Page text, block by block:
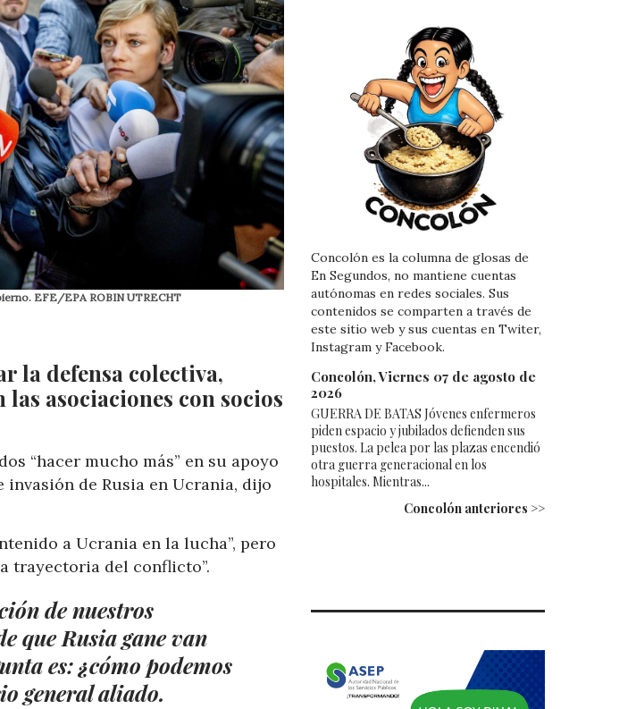
EFE/EPA ROBIN UTRECHT
la defensa colectiva,
asociaciones con socios
“hacer mucho más” en su apoyo
de Rusia en Ucrania, dijo
a Ucrania en la lucha”, pero
trayectoria del conflicto”.
de nuestros
que Rusia gane van
es: ¿cómo podemos
general aliado.
Concolón es la columna de glosas de
En Segundos, no mantiene cuentas
autónomas en redes sociales. Sus
contenidos se comparten a través de
este sitio web y sus cuentas en Twiter,
Instagram y Facebook.
Concolón, Viernes 07 de agosto de
2026
GUERRA DE BATAS Jóvenes enfermeros
piden espacio y jubilados defienden sus
puestos. La pelea por las plazas encendió
otra guerra generacional en los
hospitales. Mientras...
Concolón anteriores >>